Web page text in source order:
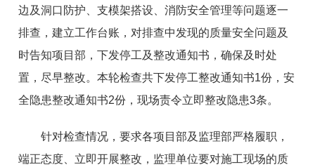
边及洞口防护、支模架搭设、消防安全管理等问题逐一
排查，建立工作台账，对排查中发现的质量安全问题及
时告知项目部，下发停工及整改通知书，确保及时处
置，尽早整改。本轮检查共下发停工整改通知书1份，安
全隐患整改通知书2份，现场责令立即整改隐患3条。
针对检查情况，要求各项目部及监理部严格履职，
端正态度、立即开展整改，监理单位要对施工现场的质